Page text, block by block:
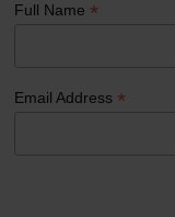
Full Name *
Email Address *